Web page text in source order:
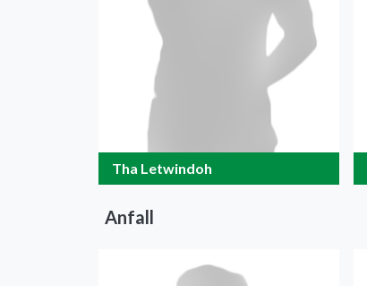
Tha Letwindoh
Anfall